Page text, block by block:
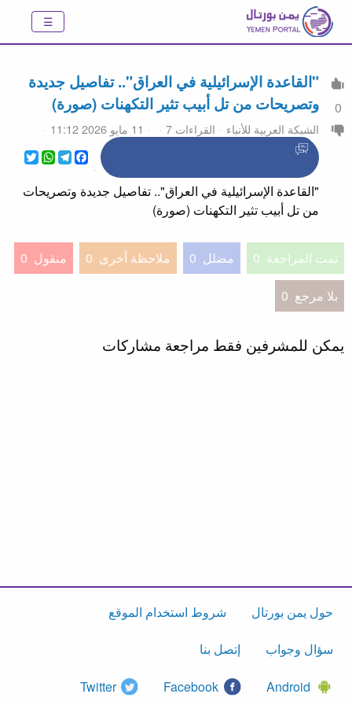
0
"القاعدة الإسرائيلية في العراق".. تفاصيل جديدة
وتصريحات من تل أبيب تثير التكهنات (صورة)
الشبكة العربية للأنباء القراءات 7
11 مايو 2026 11:12
Twitter
WhatsApp
Telegram
Facebook
"القاعدة الإسرائيلية في العراق".. تفاصيل جديدة وتصريحات
من تل أبيب تثير التكهنات (صورة)
تمت المراجعة 0 مضلل 0 ملاحظة أخرى 0 منقول 0
بلا مرجع 0
يمكن للمشرفين فقط مراجعة مشاركات
حول يمن بورتال شروط استخدام الموقع
سؤال وجواب إتصل بنا
Android
Facebook
Twitter